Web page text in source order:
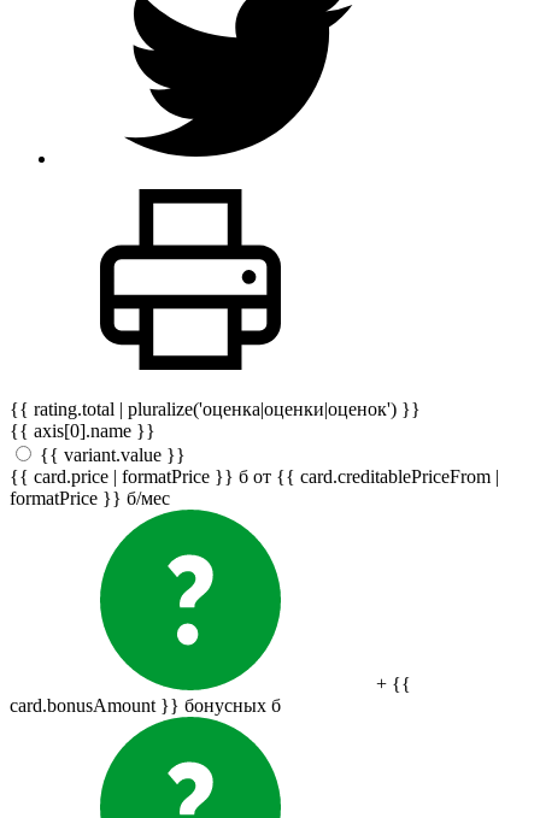
{{ rating.total | pluralize('оценка|оценки|оценок') }}
{{ axis[0].name }}
{{ variant.value }}
{{ card.price | formatPrice }} б от {{ card.creditablePriceFrom |
formatPrice }} б/мес
+ {{
card.bonusAmount }} бонусных б